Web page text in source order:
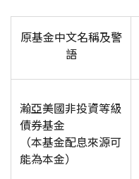
原基金中文名稱及警
語
瀚亞美國非投資等級
債券基金
（本基金配息來源可
能為本金）